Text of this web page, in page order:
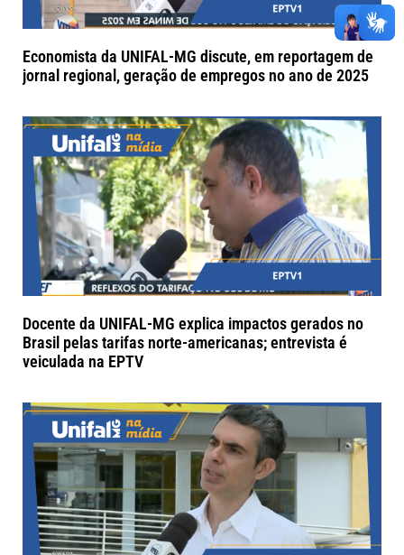
Economista da UNIFAL-MG discute, em reportagem de
jornal regional, geração de empregos no ano de 2025
Docente da UNIFAL-MG explica impactos gerados no
Brasil pelas tarifas norte-americanas; entrevista é
veiculada na EPTV